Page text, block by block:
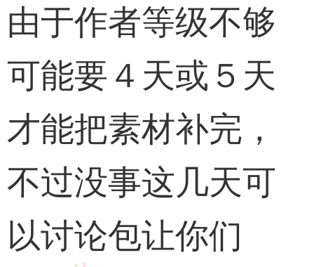
由于作者等级不够
可能要４天或５天
才能把素材补完，
不过没事这几天可
以讨论包让你们